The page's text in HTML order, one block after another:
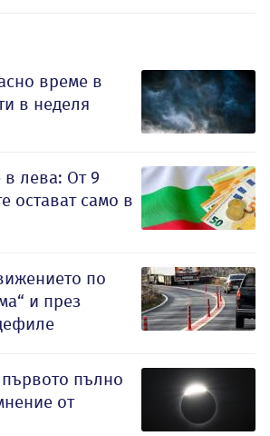
време в
в неделя
лева: От 9
остават само в
по
и през
пълно
от